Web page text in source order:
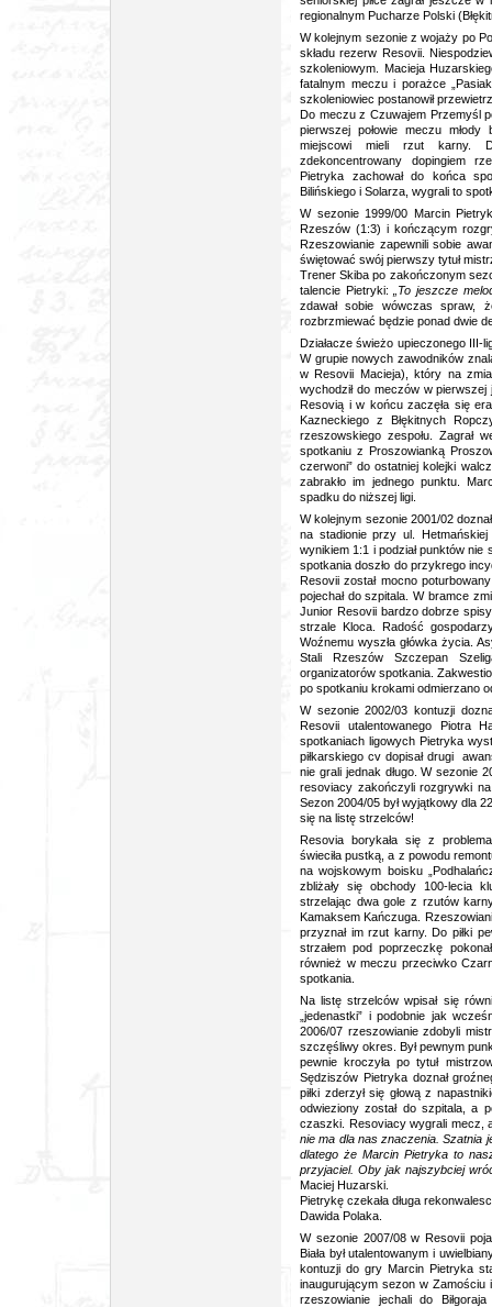
regionalnym Pucharze Polski
W kolejnym sezonie z wojaży po
składu rezerw Resovii.
szkoleniowym. Macieja
fatalnym meczu i porażce
szkoleniowiec postanowił
Do meczu z Czuwajem Przemyśl
pierwszej połowie meczu
miejscowi mieli rzut karny.
zdekoncentrowany dopingiem
Pietryka zachował do końca
Bilińskiego i Solarza, wygrali to
W sezonie 1999/00 Marcin
Rzeszów (1:3) i kończącym
Rzeszowianie zapewnili sobie
świętować swój pierwszy tytuł
Trener Skiba po zakończonym
talencie Pietryki:
„To jeszcze
zdawał sobie wówczas spraw,
rozbrzmiewać będzie ponad dwie
Działacze świeżo upieczonego III-
W grupie nowych zawodników
w Resovii Macieja), który na
wychodził do meczów w
Resovią i w końcu zaczęła się
Kazneckiego z Błękitnych
rzeszowskiego zespołu. Zagrał
spotkaniu z Proszowianką
czerwoni” do ostatniej kolejki
zabrakło im jednego punktu.
spadku do niższej ligi.
W kolejnym sezonie 2001/02
na stadionie przy ul.
wynikiem 1:1 i podział punktów nie
spotkania doszło do przykrego
Resovii został mocno
pojechał do szpitala. W bramce
Junior Resovii bardzo dobrze
strzale Kloca. Radość
Woźnemu wyszła główka życia.
Stali Rzeszów Szczepan
organizatorów spotkania.
po spotkaniu krokami odmierzano
W sezonie 2002/03 kontuzji
Resovii utalentowanego Piotra
spotkaniach ligowych Pietryka
piłkarskiego cv dopisał drugi
nie grali jednak długo. W sezonie
resoviacy zakończyli rozgrywki
Sezon 2004/05 był wyjątkowy dla
się na listę strzelców!
Resovia borykała się z
świeciła pustką, a z powodu
na wojskowym boisku
zbliżały się obchody 100-lecia
strzelając dwa gole z rzutów
Kamaksem Kańczuga.
przyznał im rzut karny. Do piłki
strzałem pod poprzeczkę
również w meczu przeciwko
spotkania.
Na listę strzelców wpisał się
„jedenastki” i podobnie jak
2006/07 rzeszowianie zdobyli
szczęśliwy okres. Był pewnym
pewnie kroczyła po tytuł
Sędziszów Pietryka doznał
piłki zderzył się głową z
odwieziony został do szpitala, a
czaszki. Resoviacy wygrali mecz,
nie ma dla nas znaczenia. Szatnia
dlatego że Marcin Pietryka to
przyjaciel. Oby jak najszybciej
Maciej Huzarski.
Pietrykę czekała długa
Dawida Polaka.
W sezonie 2007/08 w Resovii
Biała był utalentowanym i
kontuzji do gry Marcin Pietryka
inaugurującym sezon w
rzeszowianie jechali do